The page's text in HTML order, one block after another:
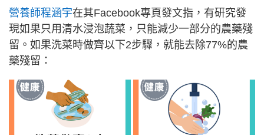
營養師程涵宇在其Facebook專頁發文指，有研究發
現如果只用清水浸泡蔬菜，只能減少一部分的農藥殘
留。如果洗菜時做齊以下2步驟，就能去除77%的農
藥殘留：